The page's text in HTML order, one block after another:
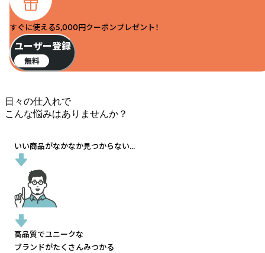
すぐに使える5,000円クーポンプレゼント！
ユーザー登録
無料
日々の仕入れで
こんな悩みはありませんか？
いい商品がなかなか見つからない...
高品質でユニークな
ブランドがたくさんみつかる